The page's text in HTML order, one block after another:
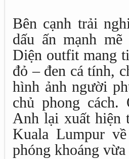
Bên cạnh trải
dấu ấn mạnh
Diện outfit mang
đỏ – đen cá tính,
hình ảnh người
chủ phong cách.
Anh lại xuất hiện
Kuala Lumpur
phóng khoáng